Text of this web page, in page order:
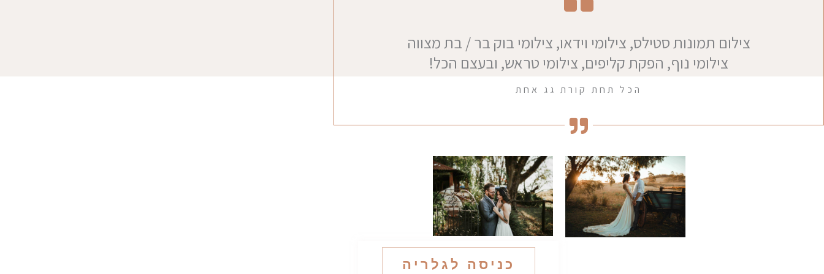
צילום תמונות סטילס, צילומי וידאו, צילומי בוק בר / בת מצווה
צילומי נוף, הפקת קליפים, צילומי טראש, ובעצם הכל!
הכל תחת קורת גג אחת
כניסה לגלריה